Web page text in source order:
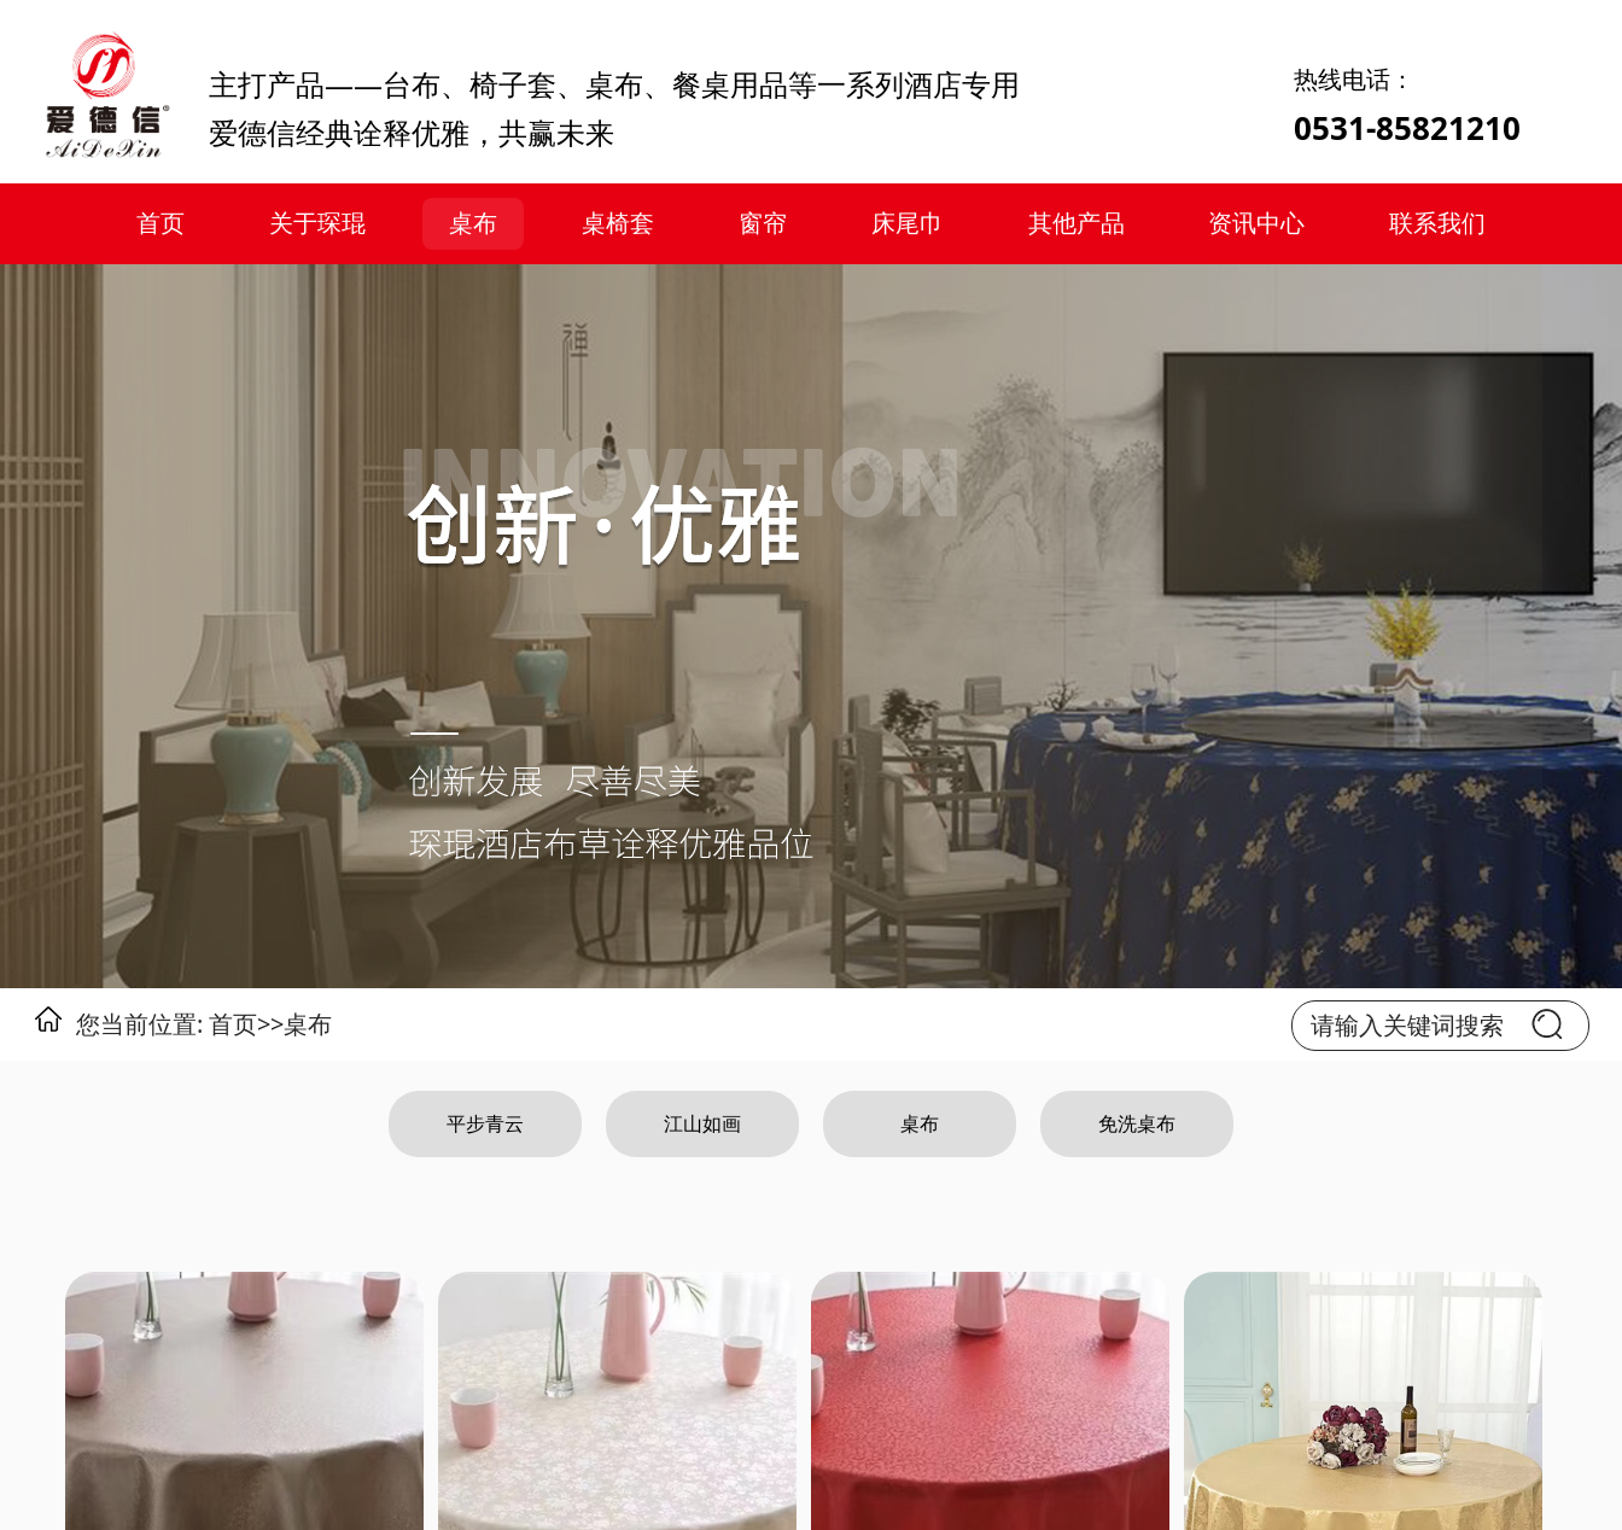
主打产品——台布、椅子套、桌布、餐桌用品等一系列酒店专用
爱德信经典诠释优雅，共赢未来
热线电话：
0531-85821210
首页 关于琛琨 桌布 桌椅套 窗帘 床尾巾 其他产品 资讯中心 联系我们
您当前位置: 首页>>桌布
平步青云 江山如画 桌布 免洗桌布